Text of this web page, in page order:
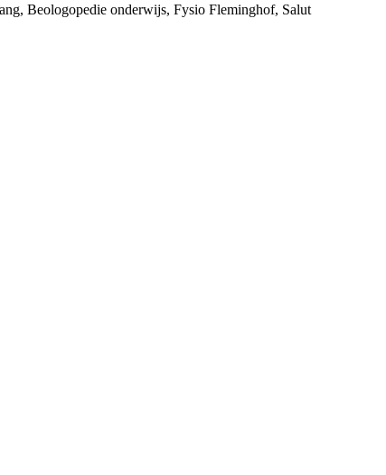
Beologopedie onderwijs, Fysio Fleminghof, Salut